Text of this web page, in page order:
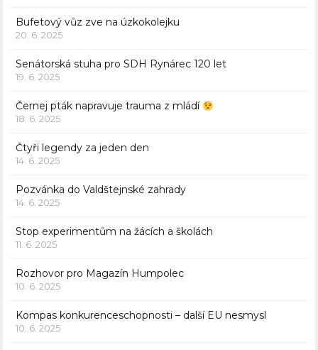
Bufetový vůz zve na úzkokolejku
20. 6. 2025
Senátorská stuha pro SDH Rynárec 120 let
19. 6. 2025
Černej pták napravuje trauma z mládí
18. 6. 2025
Čtyři legendy za jeden den
14. 6. 2025
Pozvánka do Valdštejnské zahrady
14. 6. 2025
Stop experimentům na žácích a školách
11. 6. 2025
Rozhovor pro Magazín Humpolec
10. 6. 2025
Kompas konkurenceschopnosti – další EU nesmysl
10. 6. 2025